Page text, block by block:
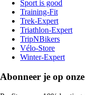
Sport is good
Training-Fit
Trek-Expert
Triathlon-Expert
TripNBikers
Vélo-Store
Winter-Expert
Abonneer je op